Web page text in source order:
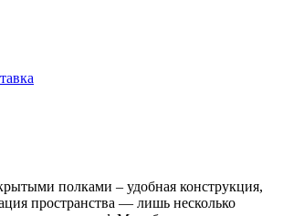
полками – удобная конструкция,
пространства — лишь несколько